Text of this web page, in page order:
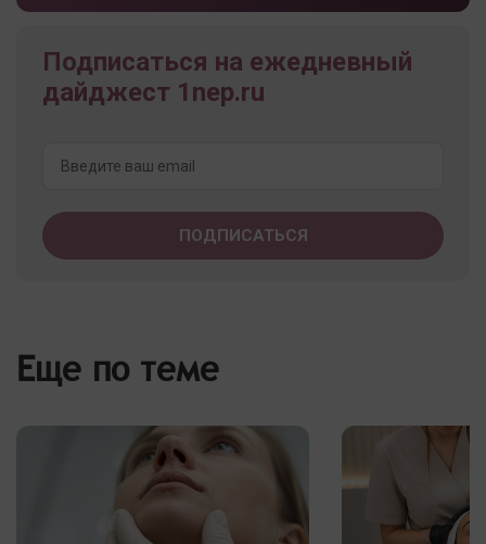
Подписаться на ежедневный
дайджест 1nep.ru
Еще по теме